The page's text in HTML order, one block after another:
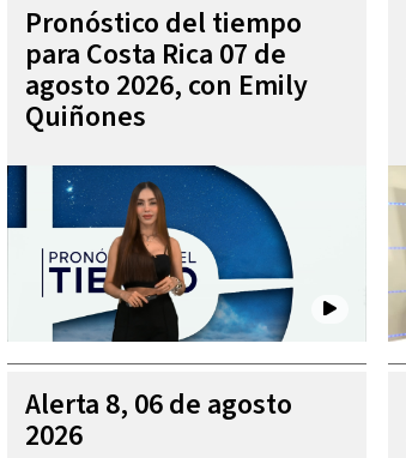
Pronóstico del tiempo
para Costa Rica 07 de
agosto 2026, con Emily
Quiñones
Alerta 8, 06 de agosto
2026